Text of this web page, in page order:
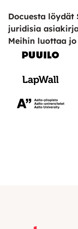
Docuesta
juridisia
Meihin luottaa